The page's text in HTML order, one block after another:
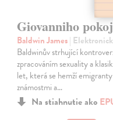
Giovanniho pokoj
Baldwin James|
Baldwinův strhující
zpracováním sexuality a
let, která se hemží
známostmi a…
Na stiahnutie ako